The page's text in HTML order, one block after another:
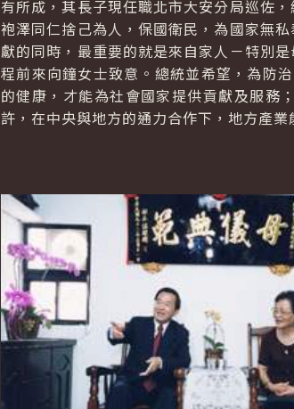
有所成，其長子現任職北市大安分局巡佐
袍澤同仁捨己為人，保國衛民，為國家無
獻的同時，最重要的就是來自家人－特別
程前來向鐘女士致意。總統並希望，為防
的健康，才能為社會國家提供貢獻及服務
許，在中央與地方的通力合作下，地方產業